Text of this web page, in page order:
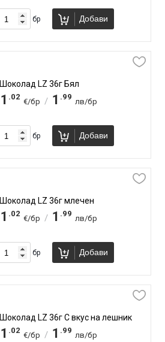
бр Добави
Шоколад LZ 36г Бял
1 .02
€/бр / 1 .99
лв/бр
бр Добави
Шоколад LZ 36г млечен
1 .02
€/бр / 1 .99
лв/бр
бр Добави
Шоколад LZ 36г С вкус на лешник
1 .02
€/бр / 1 .99
лв/бр